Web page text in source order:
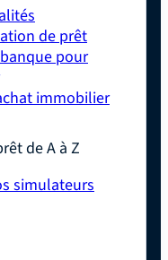
de prêt
pour
immobilier
de A à Z
simulateurs